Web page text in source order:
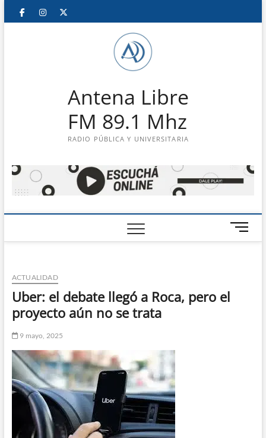
Saltar
FacebookInstagram
Antena Libre
FM 89.1 Mhz
RADIO PÚBLICA Y UNIVERSITARIA
B
o
ACTUALIDAD
Uber: el debate llegó a Roca, pero el
proyecto aún no se trata
9 mayo, 2025